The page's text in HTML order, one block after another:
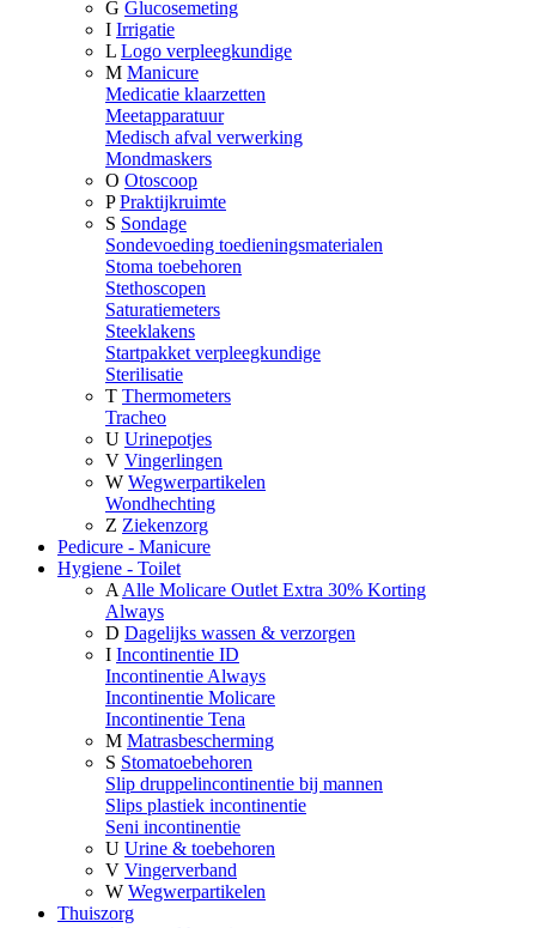
G Glucosemeting
I Irrigatie
L Logo verpleegkundige
M Manicure
Medicatie klaarzetten
Meetapparatuur
Medisch afval verwerking
Mondmaskers
O Otoscoop
P Praktijkruimte
S Sondage
Sondevoeding toedieningsmaterialen
Stoma toebehoren
Stethoscopen
Saturatiemeters
Steeklakens
Startpakket verpleegkundige
Sterilisatie
T Thermometers
Tracheo
U Urinepotjes
V Vingerlingen
W Wegwerpartikelen
Wondhechting
Z Ziekenzorg
Pedicure - Manicure
Hygiene - Toilet
A Alle Molicare Outlet Extra 30% Korting
Always
D Dagelijks wassen & verzorgen
I Incontinentie ID
Incontinentie Always
Incontinentie Molicare
Incontinentie Tena
M Matrasbescherming
S Stomatoebehoren
Slip druppelincontinentie bij mannen
Slips plastiek incontinentie
Seni incontinentie
U Urine & toebehoren
V Vingerverband
W Wegwerpartikelen
Thuiszorg